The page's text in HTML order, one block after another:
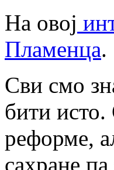
На овој
Пламенца.
Сви смо
бити исто.
реформе,
сахране